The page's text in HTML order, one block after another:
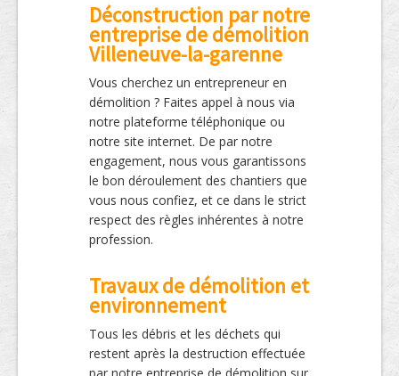
Déconstruction par notre
entreprise de démolition
Villeneuve-la-garenne
Vous cherchez un entrepreneur en
démolition ? Faites appel à nous via
notre plateforme téléphonique ou
notre site internet. De par notre
engagement, nous vous garantissons
le bon déroulement des chantiers que
vous nous confiez, et ce dans le strict
respect des règles inhérentes à notre
profession.
Travaux de démolition et
environnement
Tous les débris et les déchets qui
restent après la destruction effectuée
par notre entreprise de démolition sur